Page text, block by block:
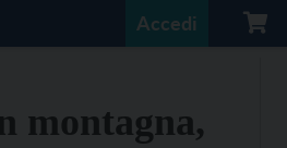
Accedi
montagna,